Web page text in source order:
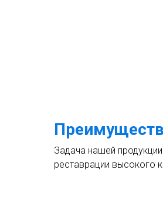
Задача нашей
реставрации высокого